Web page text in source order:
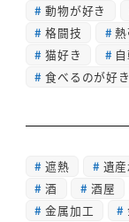
動物が好き
格闘技
猫好き
食べるのが好き
遮熱 遺
酒
酒屋
金属加工